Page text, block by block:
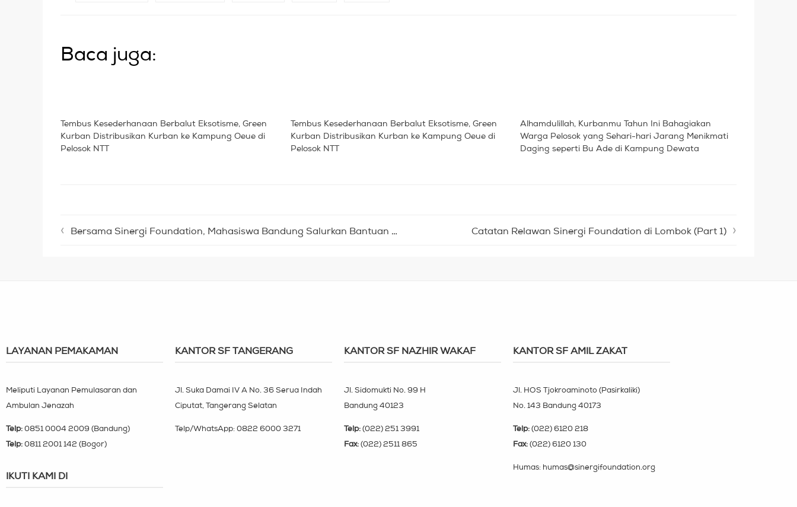
Baca juga:
Tembus Kesederhanaan Berbalut Eksotisme, Green
Kurban Distribusikan Kurban ke Kampung Oeue di
Pelosok NTT
Tembus Kesederhanaan Berbalut Eksotisme, Green
Kurban Distribusikan Kurban ke Kampung Oeue di
Pelosok NTT
Alhamdulillah, Kurbanmu Tahun Ini Bahagiakan
Warga Pelosok yang Sehari-hari Jarang Menikmati
Daging seperti Bu Ade di Kampung Dewata
Bersama Sinergi Foundation, Mahasiswa Bandung Salurkan Bantuan untuk Lombok Catatan Relawan Sinergi Foundation di Lombok (Part 1)
LAYANAN PEMAKAMAN
Meliputi Layanan Pemulasaran dan
Ambulan Jenazah
Telp: 0851 0004 2009 (Bandung)
Telp: 0811 2001 142 (Bogor)
IKUTI KAMI DI
KANTOR SF TANGERANG
Jl. Suka Damai IV A No. 36 Serua Indah
Ciputat, Tangerang Selatan
Telp/WhatsApp: 0822 6000 3271
KANTOR SF NAZHIR WAKAF
Jl. Sidomukti No. 99 H
Bandung 40123
Telp: (022) 251 3991
Fax: (022) 2511 865
KANTOR SF AMIL ZAKAT
Jl. HOS Tjokroaminoto (Pasirkaliki)
No. 143 Bandung 40173
Telp: (022) 6120 218
Fax: (022) 6120 130
Humas: humas@sinergifoundation.org